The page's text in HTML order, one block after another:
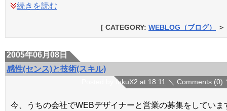
続きを読む
[ CATEGORY: WEBLOG（ブログ） ＞
2005年06月08日
感性(センス)と技術(スキル)
Posted by fukuX2 at 18:11 ＼ Comments (0)
今、うちの会社でWEBデザイナーと営業の募集をしていま